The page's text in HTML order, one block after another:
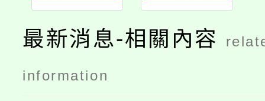
最新消息-相關內容
information